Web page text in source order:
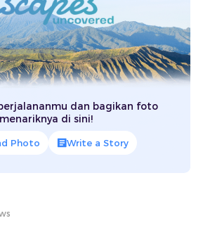
dan bagikan foto
menariknya di sini!
Photo Write a Story